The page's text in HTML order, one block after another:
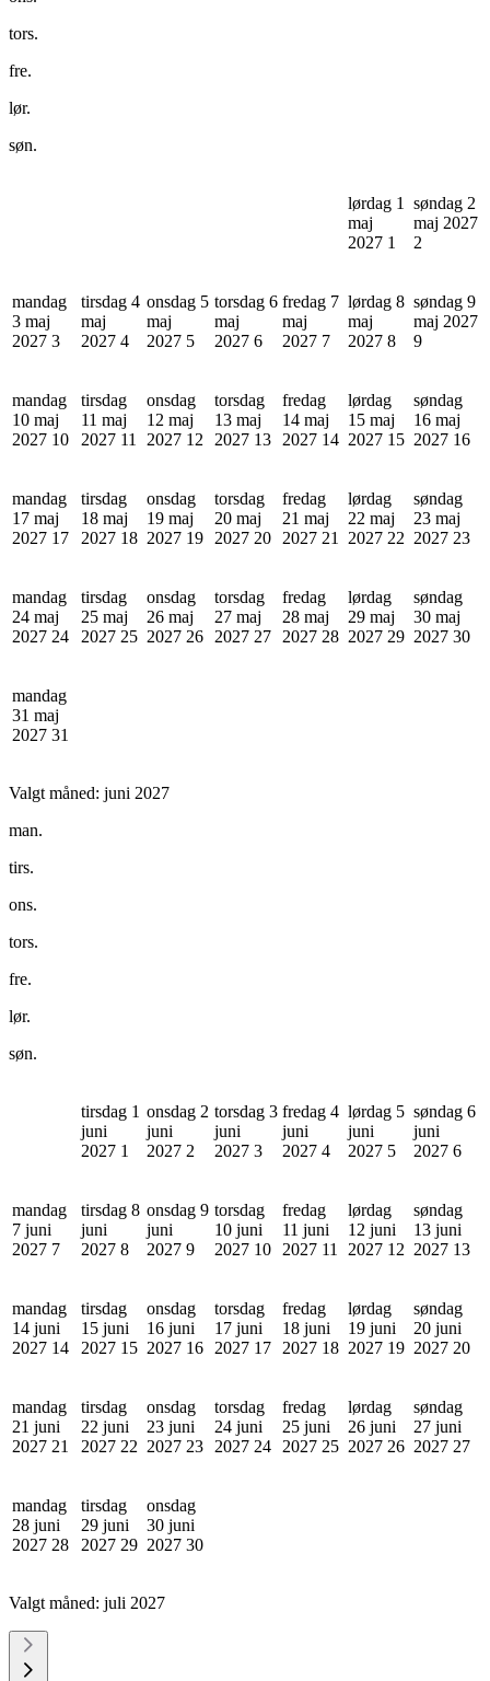
tors.
fre.
lør.
søn.
lørdag 1
maj
2027 1
søndag 2
maj 2027
2
mandag
3 maj
2027 3
tirsdag 4
maj
2027 4
onsdag 5
maj
2027 5
torsdag 6
maj
2027 6
fredag 7
maj
2027 7
lørdag 8
maj
2027 8
søndag 9
maj 2027
9
mandag
10 maj
2027 10
tirsdag
11 maj
2027 11
onsdag
12 maj
2027 12
torsdag
13 maj
2027 13
fredag
14 maj
2027 14
lørdag
15 maj
2027 15
søndag
16 maj
2027 16
mandag
17 maj
2027 17
tirsdag
18 maj
2027 18
onsdag
19 maj
2027 19
torsdag
20 maj
2027 20
fredag
21 maj
2027 21
lørdag
22 maj
2027 22
søndag
23 maj
2027 23
mandag
24 maj
2027 24
tirsdag
25 maj
2027 25
onsdag
26 maj
2027 26
torsdag
27 maj
2027 27
fredag
28 maj
2027 28
lørdag
29 maj
2027 29
søndag
30 maj
2027 30
mandag
31 maj
2027 31
Valgt måned: juni 2027
man.
tirs.
ons.
tors.
fre.
lør.
søn.
tirsdag 1
juni
2027 1
onsdag 2
juni
2027 2
torsdag 3
juni
2027 3
fredag 4
juni
2027 4
lørdag 5
juni
2027 5
søndag 6
juni
2027 6
mandag
7 juni
2027 7
tirsdag 8
juni
2027 8
onsdag 9
juni
2027 9
torsdag
10 juni
2027 10
fredag
11 juni
2027 11
lørdag
12 juni
2027 12
søndag
13 juni
2027 13
mandag
14 juni
2027 14
tirsdag
15 juni
2027 15
onsdag
16 juni
2027 16
torsdag
17 juni
2027 17
fredag
18 juni
2027 18
lørdag
19 juni
2027 19
søndag
20 juni
2027 20
mandag
21 juni
2027 21
tirsdag
22 juni
2027 22
onsdag
23 juni
2027 23
torsdag
24 juni
2027 24
fredag
25 juni
2027 25
lørdag
26 juni
2027 26
søndag
27 juni
2027 27
mandag
28 juni
2027 28
tirsdag
29 juni
2027 29
onsdag
30 juni
2027 30
Valgt måned: juli 2027